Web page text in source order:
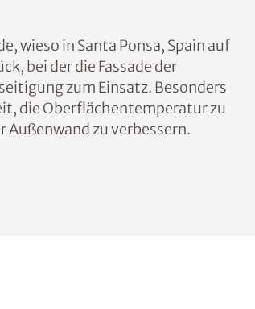
wieso in Santa Ponsa, Spain auf
bei der die Fassade der
zum Einsatz. Besonders
die Oberflächentemperatur zu
zu verbessern.